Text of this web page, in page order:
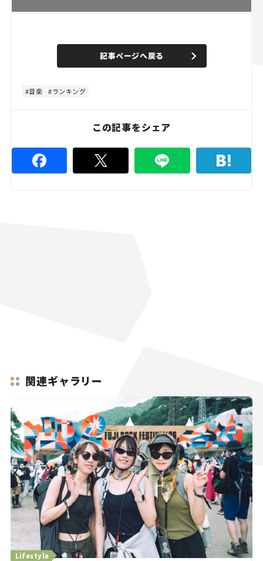
n
e
d
%
記事ページへ戻る
音楽 ランキング
この記事をシェア
関連ギャラリー
Lifestyle